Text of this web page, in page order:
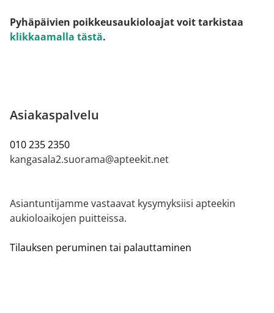
Pyhäpäivien poikkeusaukioloajat voit tarkistaa
klikkaamalla tästä.
Asiakaspalvelu
010 235 2350
kangasala2.suorama@apteekit.net
Asiantuntijamme vastaavat kysymyksiisi apteekin
aukioloaikojen puitteissa.
Tilauksen peruminen tai palauttaminen